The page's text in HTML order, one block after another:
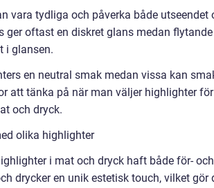
vara tydliga och påverka både utseendet
ger oftast en diskret glans medan
i glansen.
en neutral smak medan vissa kan
att tänka på när man väljer highlighter
och dryck.
olika highlighter
i mat och dryck haft både för-
drycker en unik estetisk touch, vilket gör